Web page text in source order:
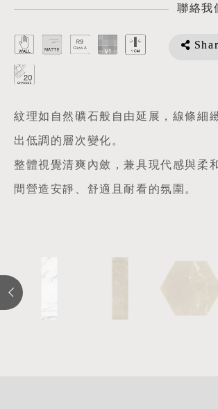
聯絡我
紋理如自然礦石般自由延展，線條細
出低調的層次變化。
整體視覺清爽內斂，兼具現代感與柔
間營造安靜、舒適且耐看的氛圍。